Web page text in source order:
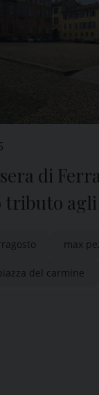
di
agli
max
del carmine